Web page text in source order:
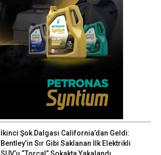
İkinci Şok Dalgası California’dan Geldi:
Bentley’in Sır Gibi Saklanan İlk Elektrikli
SUV’u “Torcal” Sokakta Yakalandı